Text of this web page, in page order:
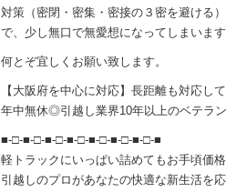
対策（密閉・密集・密接の３密を避ける
で、少し無口で無愛想になってしまいま
何とぞ宜しくお願い致します。
【大阪府を中心に対応】長距離も対応し
年中無休◎引越し業界10年以上のベテラ
■-□-■-□-■-□-■-□-■-□-■-□-■-□-■
軽トラックにいっぱい詰めてもお手頃価格
引越しのプロがあなたの快適な新生活を